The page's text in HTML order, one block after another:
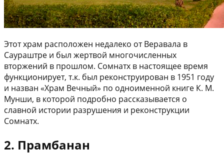
Этот храм расположен недалеко от Веравала в
Саураштре и был жертвой многочисленных
вторжений в прошлом. Сомнатх в настоящее время
функционирует, т.к. был реконструирован в 1951 году
и назван «Храм Вечный» по одноименной книге К. М.
Мунши, в которой подробно рассказывается о
славной истории разрушения и реконструкции
Сомнатх.
2. Прамбанан